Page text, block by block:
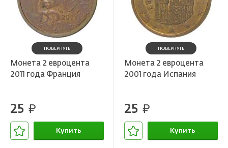
ПОВЕРНУТЬ
Монета 2 евроцента
2011 года Франция
25 руб.
Купить
ПОВЕРНУТЬ
Монета 2 евроцента
2001 года Испания
25 руб.
Купить